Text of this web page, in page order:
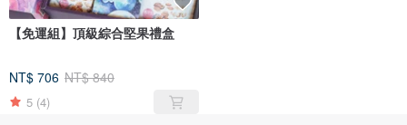
【免運組】頂級綜合堅果禮盒
NT$ 706 NT$ 840
5 (4)